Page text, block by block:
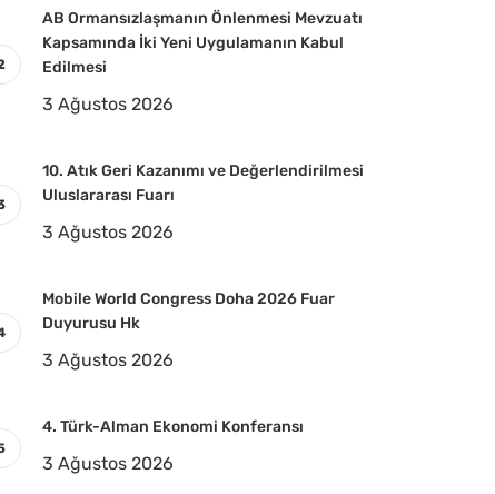
AB Ormansızlaşmanın Önlenmesi Mevzuatı
Kapsamında İki Yeni Uygulamanın Kabul
Edilmesi
3 Ağustos 2026
10. Atık Geri Kazanımı ve Değerlendirilmesi
Uluslararası Fuarı
3 Ağustos 2026
Mobile World Congress Doha 2026 Fuar
Duyurusu Hk
3 Ağustos 2026
4. Türk-Alman Ekonomi Konferansı
3 Ağustos 2026